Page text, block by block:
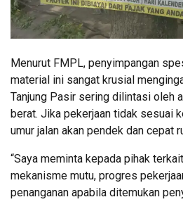
Menurut FMPL, penyimpangan
material ini sangat krusial
Tanjung Pasir sering dilintasi oleh
berat. Jika pekerjaan tidak sesuai
umur jalan akan pendek dan cepat
“Saya meminta kepada pihak
mekanisme mutu, progres
penanganan apabila ditemukan